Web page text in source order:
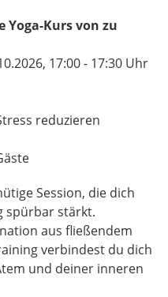
Yoga-Kurs von zu
17:00 - 17:30 Uhr
reduzieren
Session, die dich
spürbar stärkt.
aus fließendem
verbindest du dich
und deiner inneren